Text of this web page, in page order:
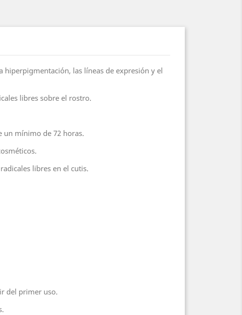
hiperpigmentación, las líneas de expresión y el
libres sobre el rostro.
un mínimo de 72 horas.
libres en el cutis.
del primer uso.